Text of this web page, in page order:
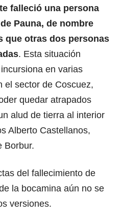
falleció una persona
Pauna, de nombre
que otras dos personas
. Esta situación
en varias
el sector de Coscuez,
quedar atrapados
alud de tierra al interior
Alberto Castellanos,
Borbur.
del fallecimiento de
la bocamina aún no se
versiones.